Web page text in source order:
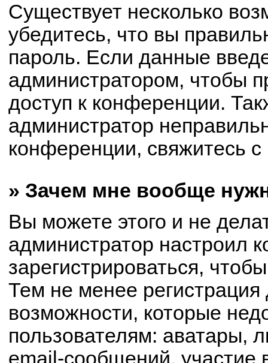
Существует несколько
убедитесь, что вы
пароль. Если данные
администратором, чтобы
доступ к конференции.
администратор
конференции, свяжитесь
» Зачем мне вообще
Вы можете этого и не
администратор настроил
зарегистрироваться,
Тем не менее
возможности, которые
пользователям: аватары,
email-сообщений, участие